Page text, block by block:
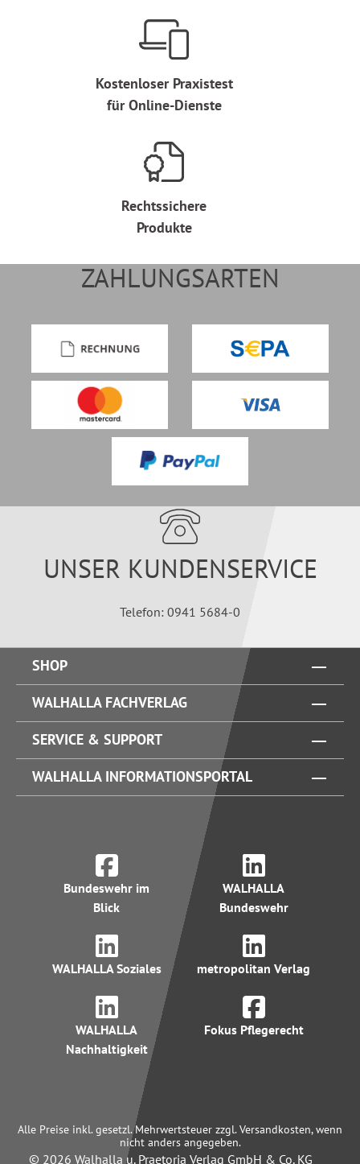
Kostenloser Praxistest
für Online-Dienste
Rechtssichere
Produkte
ZAHLUNGSARTEN
UNSER KUNDENSERVICE
Telefon: 0941 5684-0
SHOP
WALHALLA FACHVERLAG
SERVICE & SUPPORT
WALHALLA INFORMATIONSPORTAL
Bundeswehr im
Blick
WALHALLA
Bundeswehr
WALHALLA Soziales metropolitan Verlag
WALHALLA
Nachhaltigkeit
Fokus Pflegerecht
Alle Preise inkl. gesetzl. Mehrwertsteuer zzgl. Versandkosten, wenn
nicht anders angegeben.
© 2026 Walhalla u. Praetoria Verlag GmbH & Co. KG